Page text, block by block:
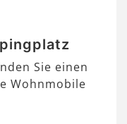
Sie einen
Wohnmobile